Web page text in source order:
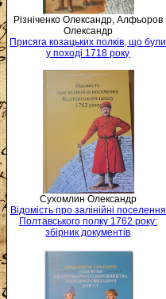
Різніченко Олександр, Алфьоров
Олександр
Присяга козацьких полків, що були
у поході 1718 року
Сухомлин Олександр
Відомість про залінійні поселення
Полтавського полку 1762 року:
збірник документів